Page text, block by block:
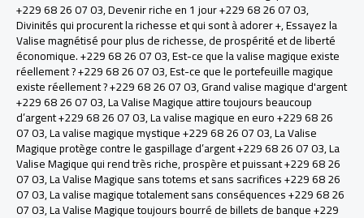
+229 68 26 07 03,Devenir riche en 1 jour +229 68 26 07 03,
Divinités qui procurent la richesse et qui sont à adorer +,Essayez la
Valise magnétisé pour plus de richesse, de prospérité et de liberté
économique. +229 68 26 07 03,Est-ce que la valise magique existe
réellement ? +229 68 26 07 03,Est-ce que le portefeuille magique
existe réellement ? +229 68 26 07 03,Grand valise magique d'argent
+229 68 26 07 03,La Valise Magique attire toujours beaucoup
d’argent +229 68 26 07 03,La valise magique en euro +229 68 26
07 03,La valise magique mystique +229 68 26 07 03,La Valise
Magique protège contre le gaspillage d’argent +229 68 26 07 03,La
Valise Magique qui rend très riche, prospère et puissant +229 68 26
07 03,La Valise Magique sans totems et sans sacrifices +229 68 26
07 03,La valise magique totalement sans conséquences +229 68 26
07 03,La Valise Magique toujours bourré de billets de banque +229